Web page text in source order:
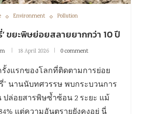
Environment Pollution
’ ขยะพิษย่อยสลายยากกว่า 10 ปี
18 April 2026 0 comment
งแรกของโลกที่ติดตามการย่อย
” นานนับทศวรรษ พบกระบวนการ
ล่อยสารพิษซ้ำซ้อน 2 ระยะ แม้